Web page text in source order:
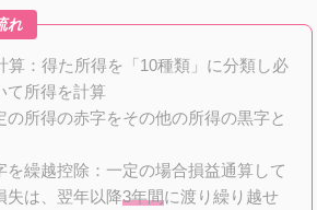
算：得た所得を「10種類」に分類し必
て所得を計算
所得の赤字をその他の所得の黒字と
繰越控除：一定の場合損益通算して
失は、翌年以降3年間に渡り繰り越せ